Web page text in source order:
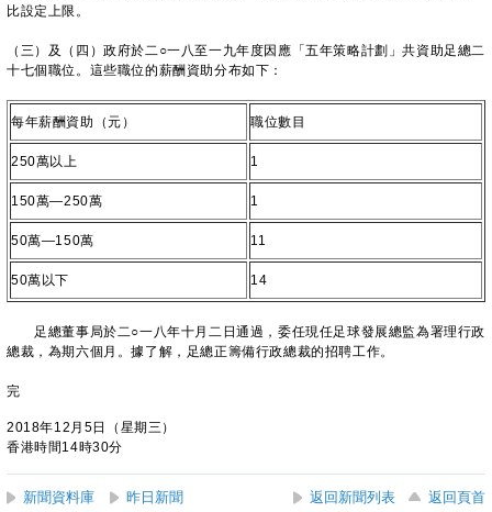
比設定上限。
（三）及（四）政府於二○一八至一九年度因應「五年策略計劃」共資助足總二
十七個職位。這些職位的薪酬資助分布如下：
每年薪酬資助（元） 職位數目
250萬以上 1
150萬—250萬 1
50萬—150萬 11
50萬以下 14
​足總董事局於二○一八年十月二日通過，委任現任足球發展總監為署理行政
總裁，為期六個月。據了解，足總正籌備行政總裁的招聘工作。
完
2018年12月5日（星期三）
香港時間14時30分
新聞資料庫 昨日新聞 返回新聞列表 返回頁首